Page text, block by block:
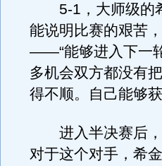
5-1，大师级的希
能说明比赛的艰苦
——“能够进入下一
多机会双方都没有
得不顺。自己能够获
进入半决赛后，
对于这个对手，希